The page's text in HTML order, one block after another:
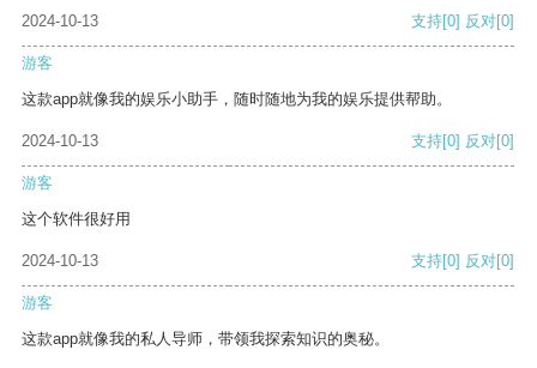
2024-10-13
支持[0] 反对[0]
游客
这款app就像我的娱乐小助手，随时随地为我的娱乐提供帮助。
2024-10-13 支持[0] 反对[0]
游客
这个软件很好用
2024-10-13 支持[0] 反对[0]
游客
这款app就像我的私人导师，带领我探索知识的奥秘。